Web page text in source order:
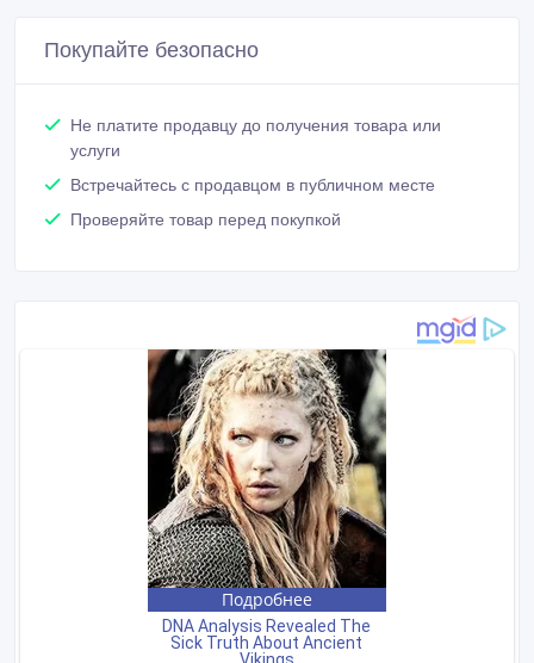
Покупайте безопасно
Не платите продавцу до получения товара или
услуги
Встречайтесь с продавцом в публичном месте
Проверяйте товар перед покупкой